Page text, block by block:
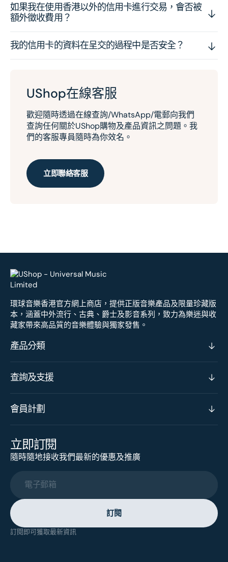
如果我在使用香港以外的信用卡進行交易，會否被
額外徵收費用？
我的信用卡的資料在呈交的過程中是否安全？
UShop在線客服
歡迎隨時透過在線查詢/WhatsApp/電郵向我們
查詢任何關於UShop購物及產品資訊之問題。我
們的客服專員隨時為你效名。
立即聯絡客服
環球音樂香港官方網上商店，提供正版音樂產品及限量珍藏版
本，涵蓋中外流行、古典、爵士及影音系列，致力為樂迷與收
藏家帶來高品質的音樂體驗與獨家發售。
產品分類
查詢及支援
會員計劃
立即訂閱
隨時隨地接收我們最新的優惠及推廣
電子郵箱
訂閱
訂閱即可獲取最新資訊